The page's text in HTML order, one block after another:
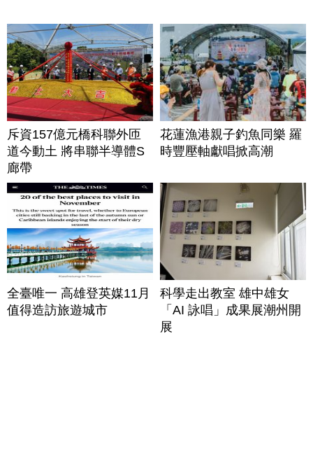
斥資157億元橋科聯外匝
道今動土 將串聯半導體S
廊帶
花蓮漁港親子釣魚同樂 羅
時豐壓軸獻唱掀高潮
全臺唯一 高雄登英媒11月
值得造訪旅遊城市
科學走出教室 雄中雄女
「AI 詠唱」成果展潮州開
展